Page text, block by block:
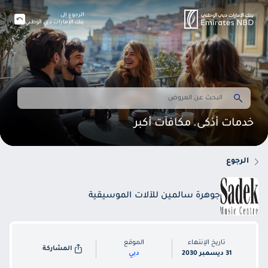
خدمات أذكى. مكافآت أكبر
الرجوع إلى
بنك الإمارات دبي الوطني
الرجوع
جوهرة سالمين للآلات الموسيقية
تاريخ الإنتهاء
31 ديسمبر 2030
الموقع
دبي
المشاركة